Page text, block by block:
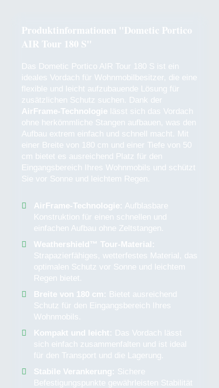
Produktinformationen "Dometic Portico
AIR Tour 180 S"
Das Dometic Portico AIR Tour 180 S ist ein
ideales Vordach für Wohnmobilbesitzer, die eine
flexible und leicht aufzubauende Lösung für
zusätzlichen Schutz suchen. Dank der
AirFrame-Technologie lässt sich das Vordach
ohne herkömmliche Stangen aufbauen, was den
Aufbau extrem einfach und schnell macht. Mit
einer Breite von 180 cm und einer Tiefe von 50
cm bietet es ausreichend Platz für den
Eingangsbereich Ihres Wohnmobils und schützt
Sie vor Sonne und leichtem Regen.
AirFrame-Technologie: Aufblasbare
Konstruktion für einen schnellen und
einfachen Aufbau ohne Zeltstangen.
Weathershield™ Tour-Material:
Strapazierfähiges, wetterfestes Material, das
optimalen Schutz vor Sonne und leichtem
Regen bietet.
Breite von 180 cm: Bietet ausreichend
Schutz für den Eingangsbereich Ihres
Wohnmobils.
Kompakt und leicht: Das Vordach lässt
sich einfach zusammenfalten und ist ideal
für den Transport und die Lagerung.
Stabile Verankerung: Sichere
Befestigungspunkte gewährleisten Stabilität